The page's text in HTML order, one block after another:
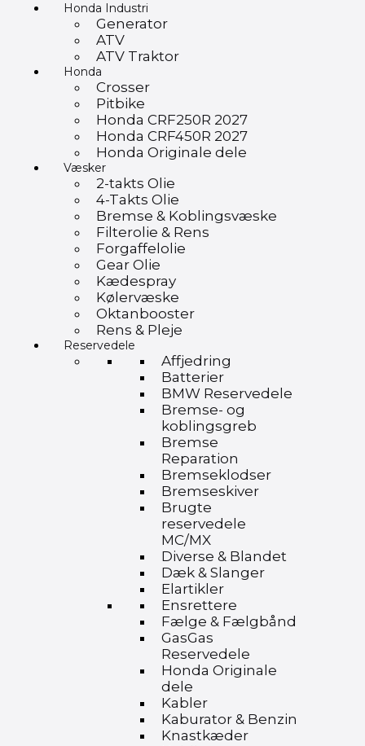
Honda Industri
Generator
ATV
ATV Traktor
Honda
Crosser
Pitbike
Honda CRF250R 2027
Honda CRF450R 2027
Honda Originale dele
Væsker
2-takts Olie
4-Takts Olie
Bremse & Koblingsvæske
Filterolie & Rens
Forgaffelolie
Gear Olie
Kædespray
Kølervæske
Oktanbooster
Rens & Pleje
Reservedele
Affjedring
Batterier
BMW Reservedele
Bremse- og
koblingsgreb
Bremse
Reparation
Bremseklodser
Bremseskiver
Brugte
reservedele
MC/MX
Diverse & Blandet
Dæk & Slanger
Elartikler
Ensrettere
Fælge & Fælgbånd
GasGas
Reservedele
Honda Originale
dele
Kabler
Kaburator & Benzin
Knastkæder